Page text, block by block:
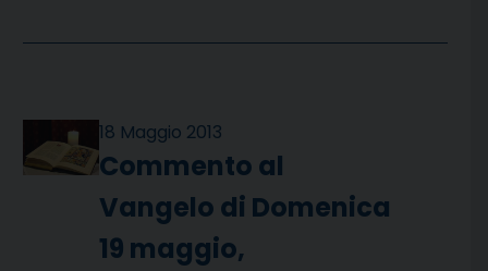
18 Maggio 2013
Commento al
Vangelo di Domenica
19 maggio,